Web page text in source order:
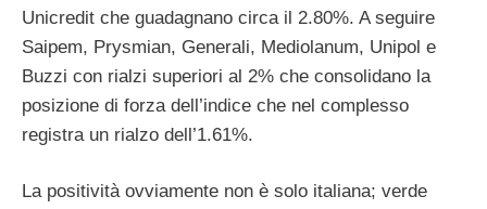
Unicredit che guadagnano circa il 2.80%. A seguire
Saipem, Prysmian, Generali, Mediolanum, Unipol e
Buzzi con rialzi superiori al 2% che consolidano la
posizione di forza dell’indice che nel complesso
registra un rialzo dell’1.61%.
La positività ovviamente non è solo italiana; verde